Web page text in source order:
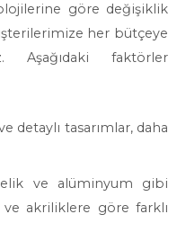
göre değişiklik
her bütçeye
Aşağıdaki faktörler
detaylı tasarımlar, daha
ve alüminyum gibi
ve akriliklere göre farklı